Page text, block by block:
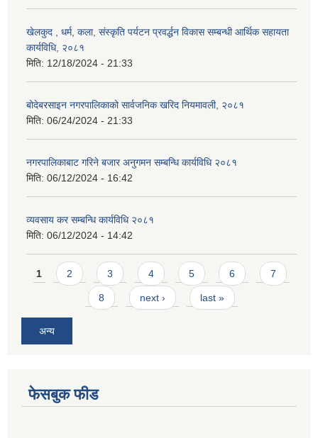
खेलकुद , धर्म, कला, संस्कृति पर्यटन प्रवर्द्धन विकास सम्बन्धी आर्थिक सहायता
कार्यविधि, २०८१
मिति: 12/18/2024 - 21:33
बोदेबरसाइन नगरपालिकाको सार्वजनिक खरिद नियमावली, २०८१
मिति: 06/24/2024 - 21:33
नगरपालिकाबाट गरिने बजार अनुगमन सम्बन्धि कार्यविधि २०८१
मिति: 06/12/2024 - 16:42
व्यवसाय कर सम्बन्धि कार्यविधि २०८१
मिति: 06/12/2024 - 14:42
Pages
1 2 3 4 5 6 7
8 next › last »
अन्य
फेसबुक फीड